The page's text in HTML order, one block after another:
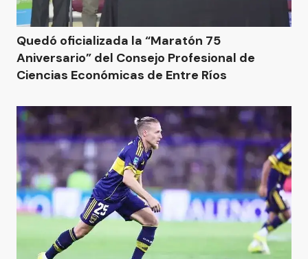
Quedó oficializada la “Maratón 75
Aniversario” del Consejo Profesional de
Ciencias Económicas de Entre Ríos